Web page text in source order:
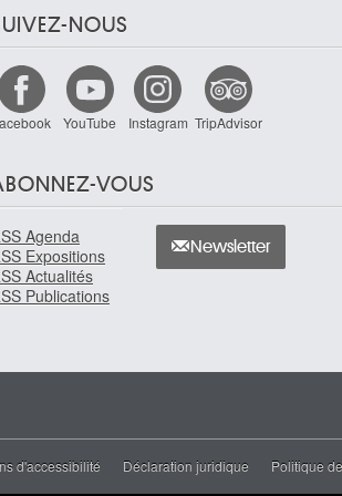
NOUS
YouTube Instagram TripAdvisor
VOUS
Agenda
Expositions
Actualités
Publications
Newsletter
d'accessibilité Déclaration juridique Politique